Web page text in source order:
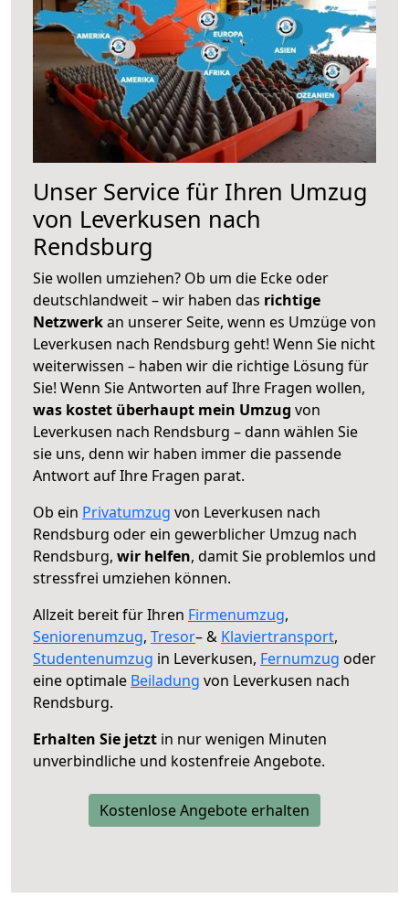
Unser Service für Ihren Umzug
von Leverkusen nach
Rendsburg
Sie wollen umziehen? Ob um die Ecke oder
deutschlandweit – wir haben das richtige
Netzwerkan unserer Seite, wenn es Umzüge von
Leverkusen nach Rendsburg geht! Wenn Sie nicht
weiterwissen – haben wir die richtige Lösung für
Sie! Wenn Sie Antworten auf Ihre Fragen wollen,
was kostet überhaupt mein Umzug von
Leverkusen nach Rendsburg – dann wählen Sie
sie uns, denn wir haben immer die passende
Antwort auf Ihre Fragen parat.
Ob ein Privatumzug von Leverkusen nach
Rendsburg oder ein gewerblicher Umzug nach
Rendsburg, wir helfen, damit Sie problemlos und
stressfrei umziehen können.
Allzeit bereit für Ihren Firmenumzug,
Seniorenumzug, Tresor– & Klaviertransport,
Studentenumzug in Leverkusen, Fernumzug oder
eine optimale Beiladung von Leverkusen nach
Rendsburg.
Erhalten Sie jetzt in nur wenigen Minuten
unverbindliche und kostenfreie Angebote.
Kostenlose Angebote erhalten